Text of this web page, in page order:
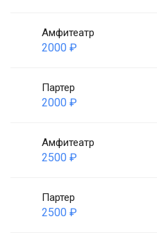
Амфитеатр
2000 ₽
Партер
2000 ₽
Амфитеатр
2500 ₽
Партер
2500 ₽